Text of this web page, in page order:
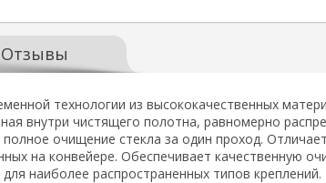
Отзывы
технологии из высококачественных
внутри чистящего полотна, равномерно
очищение стекла за один проход.
на конвейере. Обеспечивает качественную
наиболее распространенных типов